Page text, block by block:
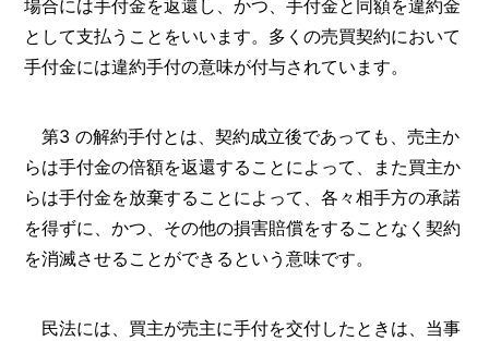
場合には手付金を返還し、かつ、手付金と同額を違約金
として支払うことをいいます。多くの売買契約において
手付金には違約手付の意味が付与されています。
第3 の解約手付とは、契約成立後であっても、売主か
らは手付金の倍額を返還することによって、また買主か
らは手付金を放棄することによって、各々相手方の承諾
を得ずに、かつ、その他の損害賠償をすることなく契約
を消滅させることができるという意味です。
民法には、買主が売主に手付を交付したときは、当事